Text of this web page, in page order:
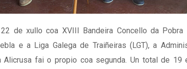
de xullo coa XVIII Bandeira Concello da Pobra
e a Liga Galega de Traiñeiras (LGT), a
fai o propio coa segunda. Un total de 19